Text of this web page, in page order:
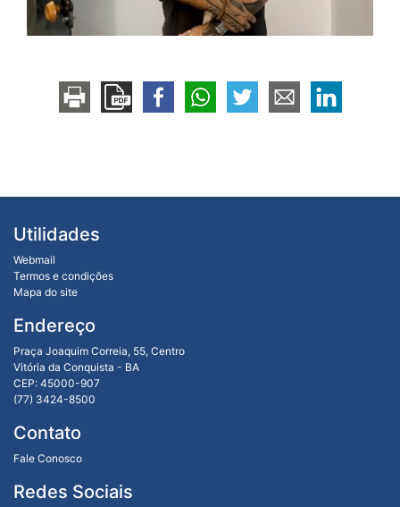
Utilidades
Webmail
Termos e condições
Mapa do site
Endereço
Praça Joaquim Correia, 55, Centro
Vitória da Conquista - BA
CEP: 45000-907
(77) 3424-8500
Contato
Fale Conosco
Redes Sociais